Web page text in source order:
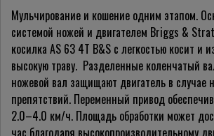
Мульчирование и кошение одним этапом.
системой ножей и двигателем Briggs &
косилка AS 63 4T B&S с легкостью косит и
высокую траву. Разделенные коленчатый
ножевой вал защищают двигатель в случае
препятствий. Переменный привод
2.0–4.0 км/ч. Площадь обработки может
час благодаря высокопроизводительному